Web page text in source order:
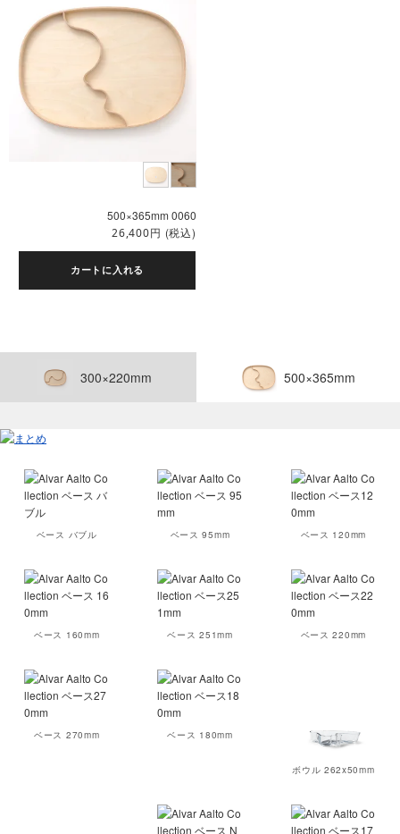
500×365mm 0060
26,400円 (税込)
カートに入れる
300×220mm 500×365mm
ベース バブル ベース 95mm ベース 120mm
ベース 160mm ベース 251mm ベース 220mm
ベース 270mm ベース 180mm
ボウル 262x50mm